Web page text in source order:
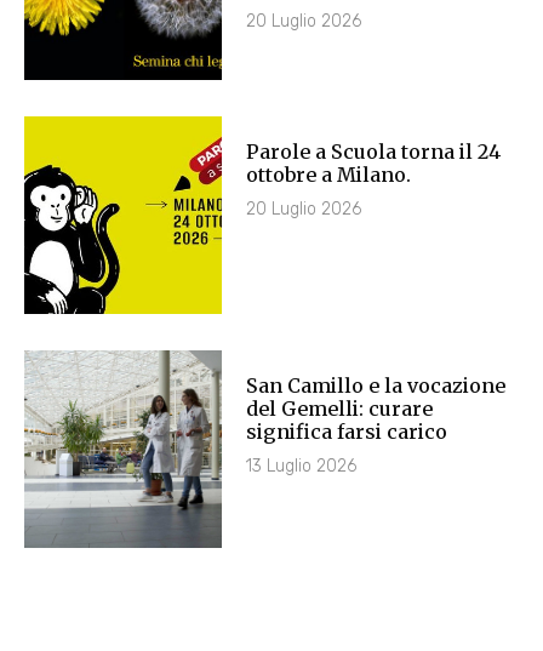
20 Luglio 2026
Parole a Scuola torna il 24
ottobre a Milano.
20 Luglio 2026
San Camillo e la vocazione
del Gemelli: curare
significa farsi carico
13 Luglio 2026